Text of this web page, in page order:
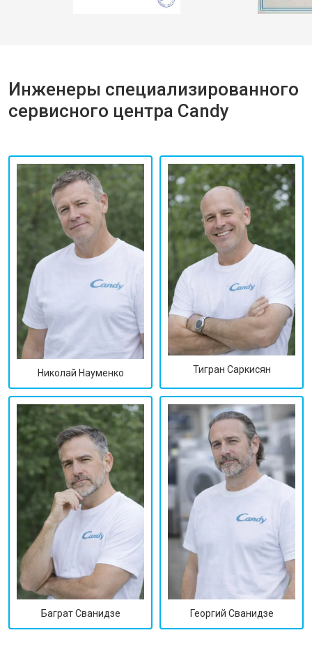
Инженеры специализированного
сервисного центра Candy
Николай Науменко Тигран Саркисян
Баграт Сванидзе Георгий Сванидзе